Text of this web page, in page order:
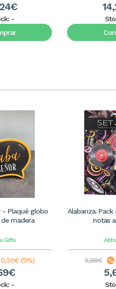
-
- Plaqué globo
madera
Gifts
0,30€ (5%)
-
Alabanza.
notas
5,99€